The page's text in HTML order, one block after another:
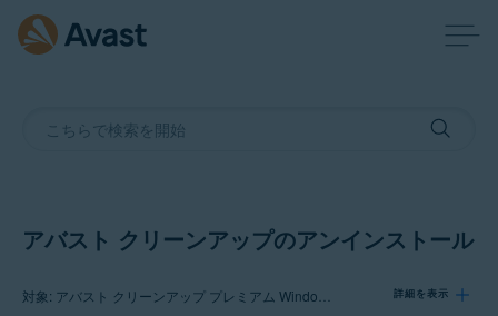
アバスト クリーンアップのアンインストール
詳細を表示